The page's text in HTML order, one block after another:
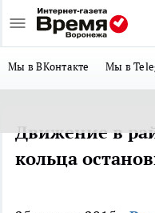
Мы в ВКонтакте Мы в
Движение в
кольца